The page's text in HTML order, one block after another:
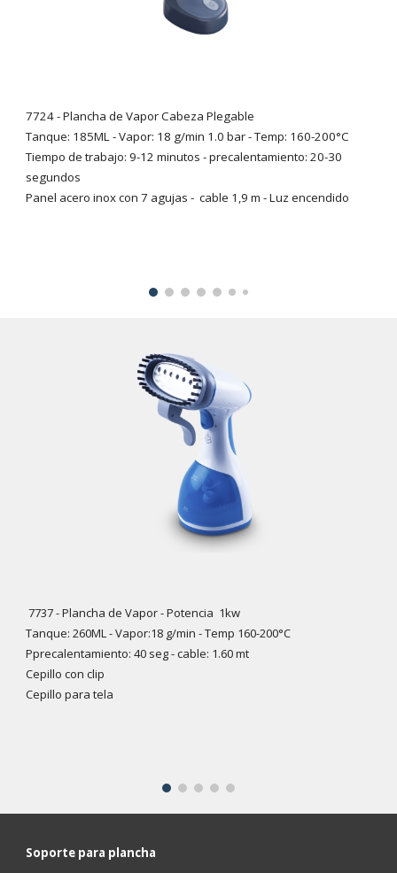
7724-Plancha de Vapor Cabeza Plegable
Tanque: 185ML - Vapor: 18 g/min 1.0 bar - Temp: 160-200°C
Tiempo de trabajo: 9-12 minutos - precalentamiento: 20-30
segundos
Panel acero inox con 7 agujas - cable 1,9 m - Luz encendido
7737 -Plancha de Vapor -Potencia 1kw
Tanque: 260ML - Vapor:18 g/min - Temp 160-200°C
Pprecalentamiento: 40 seg - cable: 1.60 mt
Cepillo con clip
Cepillo para tela
Soporte para plancha